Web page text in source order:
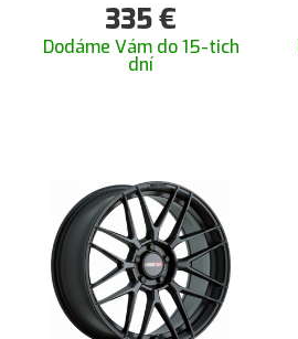
335€
Dodáme Vám do 15-tich
dní